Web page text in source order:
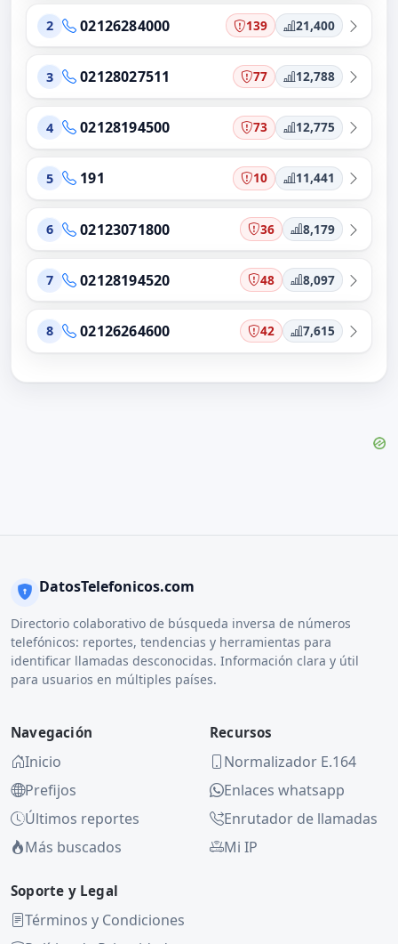
2 02126284000 139 21,400
3 02128027511 77 12,788
4 02128194500 73 12,775
5 191 10 11,441
6 02123071800 36 8,179
7 02128194520 48 8,097
8 02126264600 42 7,615
DatosTelefonicos.com
Directorio colaborativo de búsqueda inversa de números
telefónicos: reportes, tendencias y herramientas para
identificar llamadas desconocidas. Información clara y útil
para usuarios en múltiples países.
Navegación
Inicio
Prefijos
Últimos reportes
Más buscados
Recursos
Normalizador E.164
Enlaces whatsapp
Enrutador de llamadas
Mi IP
Soporte y Legal
Términos y Condiciones